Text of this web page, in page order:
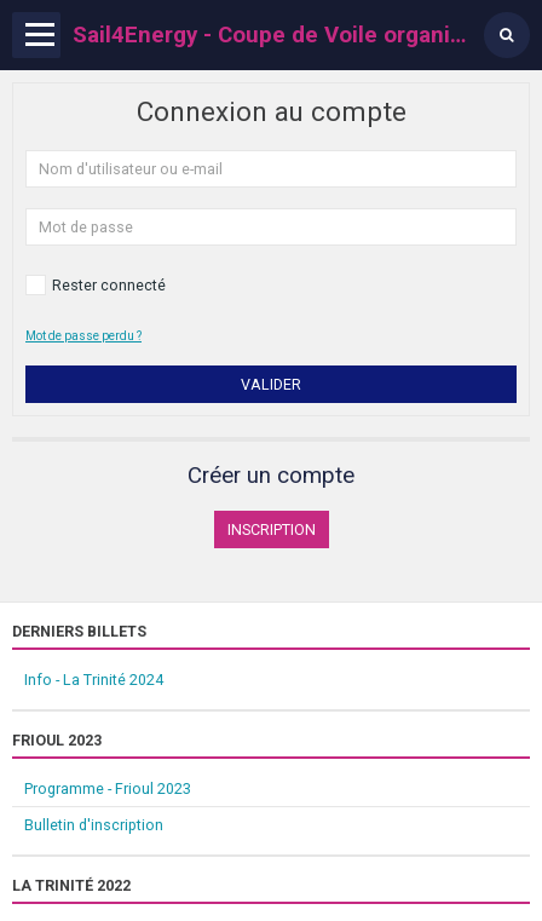
Sail4Energy - Coupe de Voile organisée par l'ACPV
Créer un compte
INSCRIPTION
Connexion au compte
Rester connecté
Mot de passe perdu ?
VALIDER
DERNIERS BILLETS
Info - La Trinité 2024
FRIOUL 2023
Programme - Frioul 2023
Bulletin d'inscription
LA TRINITÉ 2022